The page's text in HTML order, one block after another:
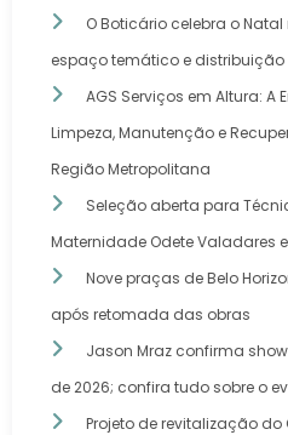
O Boticário celebra o
espaço temático e distribuição
AGS Serviços em Altura: A
Limpeza, Manutenção e
Região Metropolitana
Seleção aberta para
Maternidade Odete Valadares
Nove praças de Belo
após retomada das obras
Jason Mraz confirma
de 2026; confira tudo sobre o
Projeto de revitalização do